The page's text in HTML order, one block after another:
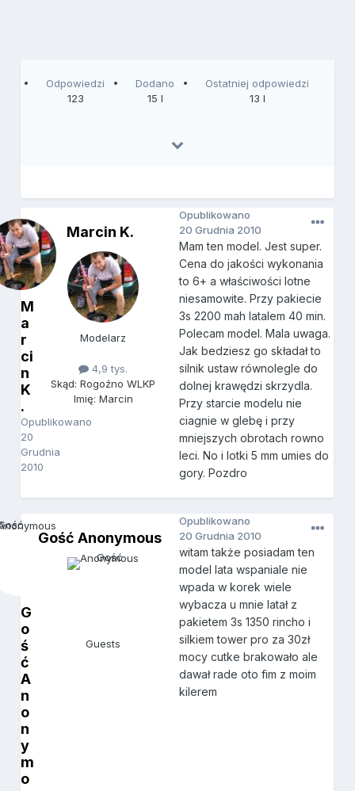
Odpowiedzi
123
Dodano
15 l
Ostatniej odpowiedzi
13 l
M
a
r
ci
n
K
.
Opublikowano
20
Grudnia
2010
Marcin K.
Modelarz
4,9 tys.
Skąd: Rogoźno WLKP
Imię: Marcin
Opublikowano
20 Grudnia 2010
Mam ten model. Jest super.
Cena do jakości wykonania
to 6+ a właściwości lotne
niesamowite. Przy pakiecie
3s 2200 mah latalem 40 min.
Polecam model. Mala uwaga.
Jak bedziesz go składał to
silnik ustaw równolegle do
dolnej krawędzi skrzydla.
Przy starcie modelu nie
ciagnie w glebę i przy
mniejszych obrotach rowno
leci. No i lotki 5 mm umies do
gory. Pozdro
G
o
ś
ć
A
n
o
n
y
m
o
Gość Anonymous
Guests
Opublikowano
20 Grudnia 2010
witam także posiadam ten
model lata wspaniale nie
wpada w korek wiele
wybacza u mnie latał z
pakietem 3s 1350 rincho i
silkiem tower pro za 30zł
mocy cutke brakowało ale
dawał rade oto fim z moim
kilerem